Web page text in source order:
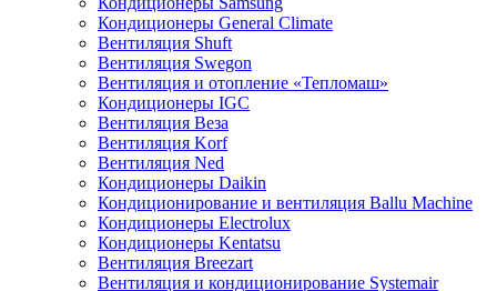
Кондиционеры General Climate
Вентиляция Shuft
Вентиляция Swegon
Вентиляция и отопление «Тепломаш»
Кондиционеры IGC
Вентиляция Веза
Вентиляция Korf
Вентиляция Ned
Кондиционеры Daikin
Кондиционирование и вентиляция Ballu Machine
Кондиционеры Electrolux
Кондиционеры Kentatsu
Вентиляция Breezart
Вентиляция и кондиционирование Systemair